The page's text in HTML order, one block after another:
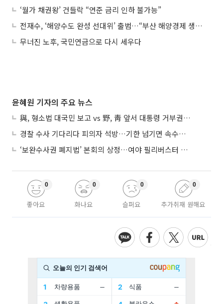
‘월가 채권왕’ 건들락 “연준 금리 인하 불가능”
전재수, ‘해양수도 완성 선대위’ 출범…“부산 해양경제 생태계 구축”
무너진 노후, 국민연금으로 다시 세우다
윤혜원 기자의 주요 뉴스
與, 형소법 대국민 보고 vs 野, 靑 앞서 대통령 거부권 촉구
경찰 수사 기다리다 피의자 석방…기한 넘기면 속수무책
‘보완수사권 폐지법’ 본회의 상정…여야 필리버스터 대치
좋아요
0
화나요
0
슬퍼요
0
추가취재 원해요
0